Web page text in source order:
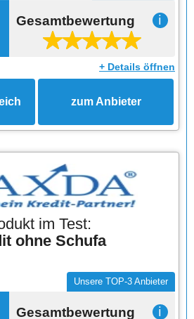
Gesamtbewertung ℹ
+ Details öffnen
zum Anbieter
im Test:
ohne Schufa
Unsere TOP-3 Anbieter
Gesamtbewertung ℹ